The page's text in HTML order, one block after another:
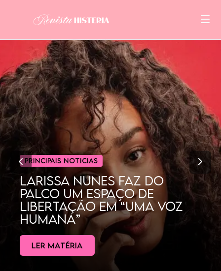
CINEMA
POR QUE AS MULHERES
GOSTAM TANTO DE
DORAMAS?
LER MATÉRIA